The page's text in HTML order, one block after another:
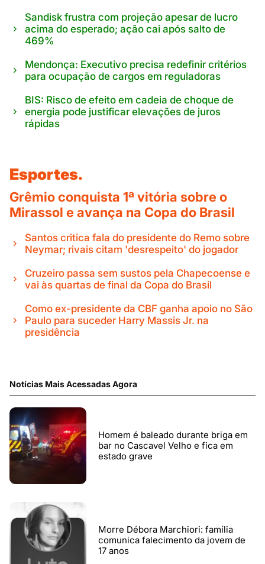
Sandisk frustra com projeção apesar de lucro
acima do esperado; ação cai após salto de
469%
Mendonça: Executivo precisa redefinir critérios
para ocupação de cargos em reguladoras
BIS: Risco de efeito em cadeia de choque de
energia pode justificar elevações de juros
rápidas
Esportes.
Grêmio conquista 1ª vitória sobre o
Mirassol e avança na Copa do Brasil
Santos critica fala do presidente do Remo sobre
Neymar; rivais citam 'desrespeito' do jogador
Cruzeiro passa sem sustos pela Chapecoense e
vai às quartas de final da Copa do Brasil
Como ex-presidente da CBF ganha apoio no São
Paulo para suceder Harry Massis Jr. na
presidência
Notícias Mais Acessadas Agora
Homem é baleado durante briga em
bar no Cascavel Velho e fica em
estado grave
Morre Débora Marchiori: família
comunica falecimento da jovem de
17 anos